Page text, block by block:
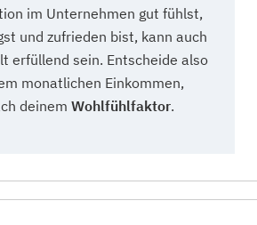
im Unternehmen gut fühlst,
und zufrieden bist, kann auch
erfüllend sein. Entscheide also
monatlichen Einkommen,
deinem Wohlfühlfaktor.